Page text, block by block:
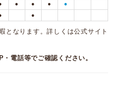
● ● ● ●
●
となります。詳しくは公式サイト
電話等でご確認ください。